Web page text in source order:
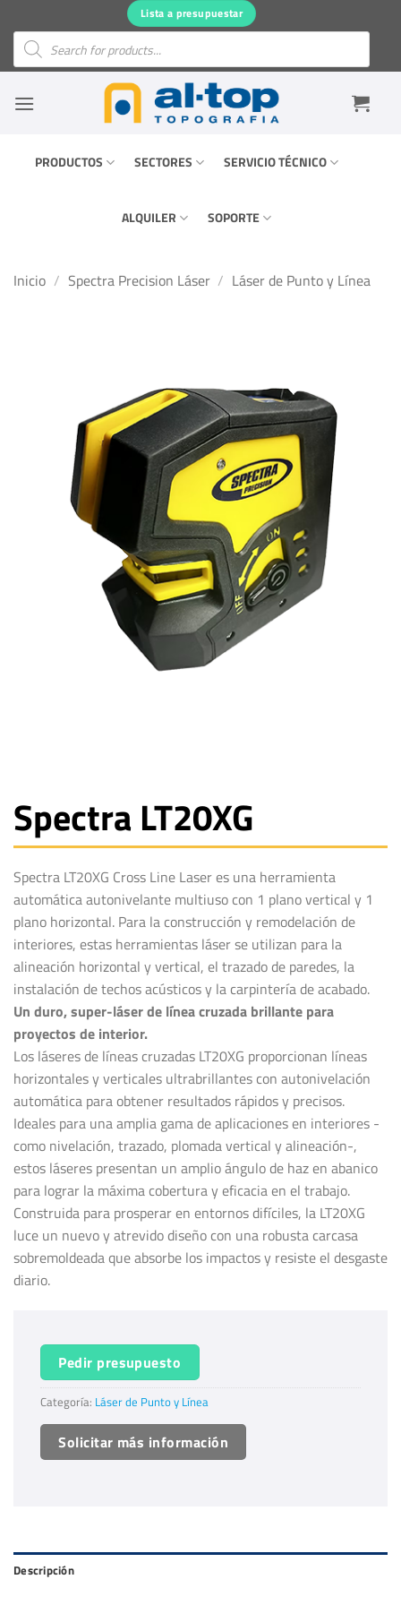
contenido
Lista a presupuestar
Búsqueda
productos
PRODUCTOS SECTORES SERVICIO TÉCNICO
ALQUILER SOPORTE
Inicio / Spectra Precision Láser / Láser de Punto y Línea
Spectra LT20XG
Spectra LT20XG Cross Line Laser es una herramienta
automática autonivelante multiuso con 1 plano vertical y 1
plano horizontal. Para la construcción y remodelación de
interiores, estas herramientas láser se utilizan para la
alineación horizontal y vertical, el trazado de paredes, la
instalación de techos acústicos y la carpintería de acabado.
Un duro, super-láser de línea cruzada brillante para
proyectos de interior.
Los láseres de líneas cruzadas LT20XG proporcionan líneas
horizontales y verticales ultrabrillantes con autonivelación
automática para obtener resultados rápidos y precisos.
Ideales para una amplia gama de aplicaciones en interiores -
como nivelación, trazado, plomada vertical y alineación-,
estos láseres presentan un amplio ángulo de haz en abanico
para lograr la máxima cobertura y eficacia en el trabajo.
Construida para prosperar en entornos difíciles, la LT20XG
luce un nuevo y atrevido diseño con una robusta carcasa
sobremoldeada que absorbe los impactos y resiste el desgaste
diario.
Pedir presupuesto
Categoría: Láser de Punto y Línea
Solicitar más información
Descripción